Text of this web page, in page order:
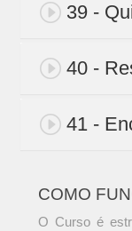
39 -
40 -
41 -
COMO
O Curso é